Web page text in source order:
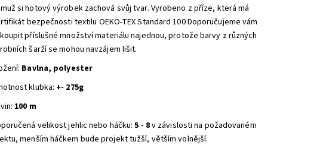
si hotový výrobek zachová svůj tvar. Vyrobeno z příze, která má
bezpečnosti textilu OEKO-TEX Standard 100 Doporučujeme vám
příslušné množství materiálu najednou, protože barvy z různých
šarží se mohou navzájem lišit.
Bavlna, polyester
klubka: +- 275g
100 m
velikost jehlic nebo háčku:5 - 8v závislosti na požadovaném
menším háčkem bude projekt tužší, větším volnější.